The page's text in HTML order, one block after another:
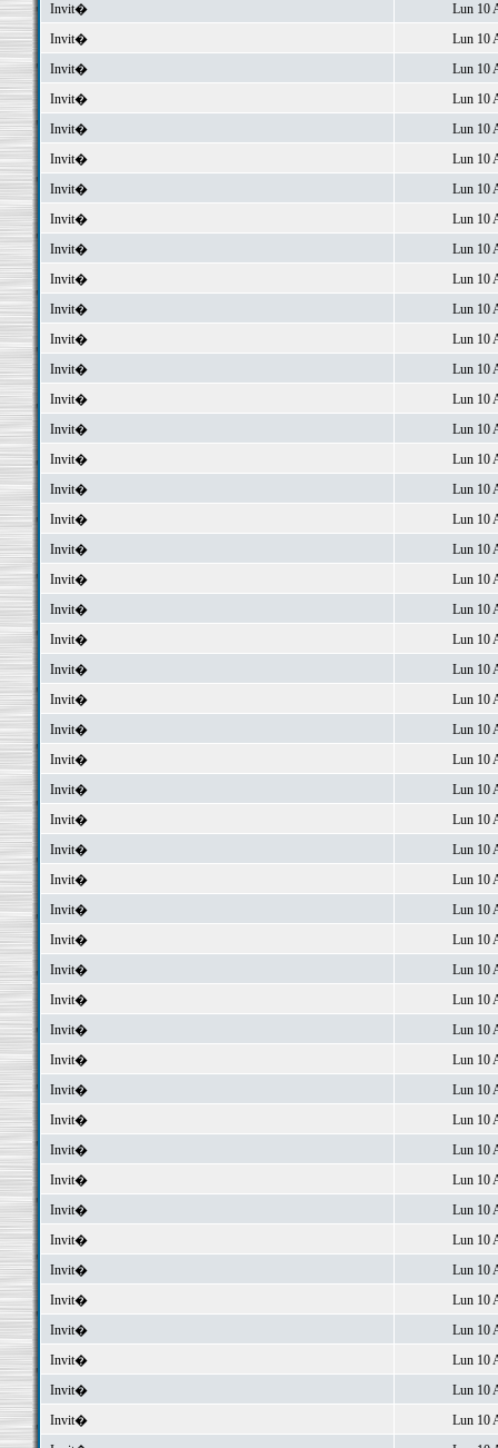
Invit�
Lun 10
Invit�
Lun 10
Invit�
Lun 10
Invit�
Lun 10
Invit�
Lun 10
Invit�
Lun 10
Invit�
Lun 10
Invit�
Lun 10
Invit�
Lun 10
Invit�
Lun 10
Invit�
Lun 10
Invit�
Lun 10
Invit�
Lun 10
Invit�
Lun 10
Invit�
Lun 10
Invit�
Lun 10
Invit�
Lun 10
Invit�
Lun 10
Invit�
Lun 10
Invit�
Lun 10
Invit�
Lun 10
Invit�
Lun 10
Invit�
Lun 10
Invit�
Lun 10
Invit�
Lun 10
Invit�
Lun 10
Invit�
Lun 10
Invit�
Lun 10
Invit�
Lun 10
Invit�
Lun 10
Invit�
Lun 10
Invit�
Lun 10
Invit�
Lun 10
Invit�
Lun 10
Invit�
Lun 10
Invit�
Lun 10
Invit�
Lun 10
Invit�
Lun 10
Invit�
Lun 10
Invit�
Lun 10
Invit�
Lun 10
Invit�
Lun 10
Invit�
Lun 10
Invit�
Lun 10
Invit�
Lun 10
Invit�
Lun 10
Invit�
Lun 10
Invit�
Lun 10